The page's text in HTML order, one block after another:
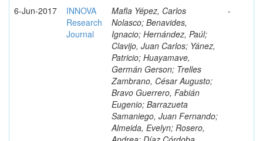
6-Jun-2017
INNOVA
Research
Journal
Mafla Yépez, Carlos
Nolasco; Benavides,
Ignacio; Hernández, Paúl;
Clavijo, Juan Carlos; Yánez,
Patricio; Huayamave,
Germán Gerson; Trelles
Zambrano, César Augusto;
Bravo Guerrero, Fabián
Eugenio; Barrazueta
Samaniego, Juan Fernando;
Almeida, Evelyn; Rosero,
-